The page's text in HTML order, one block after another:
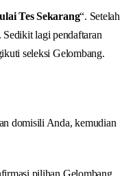
Tes Sekarang“. Setelah
Sedikit lagi pendaftaran
seleksi Gelombang.
domisili Anda, kemudian
pilihan Gelombang